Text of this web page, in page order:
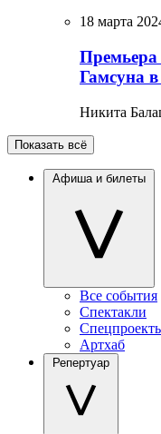
18 марта
Премьера
Гамсуна
Никита
Показать всё
Афиша и билеты
Все события
Спектакли
Артхаб
Репертуар